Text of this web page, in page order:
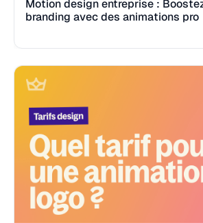
Motion design entreprise :
branding avec des animations pro